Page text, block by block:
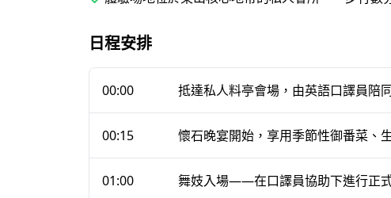
飲料暢飲、消費稅、服務費，以及英語口譯員。
收費
——與藝妓街傳統「伊呂波」計費方式截然不同
為何國際旅客選擇這項體驗
日程安排
00:00 抵達私人料亭會場，由英語口譯員陪
00:15 懷石晚宴開始，享用季節性御番菜、
01:00 舞妓入場——在口譯員協助下進行正